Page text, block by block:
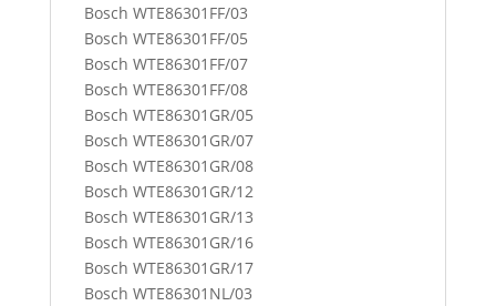
Bosch WTE86301FF/03
Bosch WTE86301FF/05
Bosch WTE86301FF/07
Bosch WTE86301FF/08
Bosch WTE86301GR/05
Bosch WTE86301GR/07
Bosch WTE86301GR/08
Bosch WTE86301GR/12
Bosch WTE86301GR/13
Bosch WTE86301GR/16
Bosch WTE86301GR/17
Bosch WTE86301NL/03